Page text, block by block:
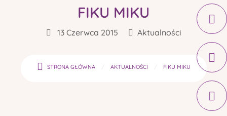
FIKU MIKU
13 Czerwca 2015 Aktualności
STRONA GŁÓWNA AKTUALNOŚCI FIKU MIKU